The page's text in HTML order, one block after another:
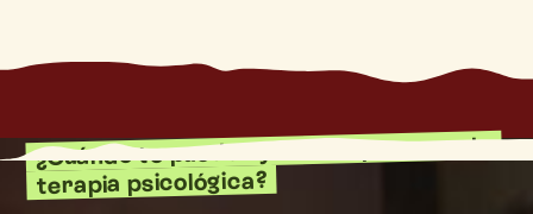
¿Cuándo te puede ayudar un proceso de
terapia psicológica?